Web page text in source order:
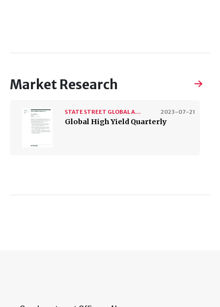
Market Research
2023-07-21
STATE STREET GLOBAL ADVISORS
Global High Yield Quarterly